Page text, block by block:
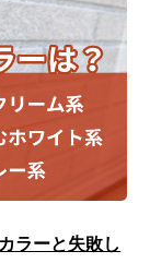
ラーと失敗し